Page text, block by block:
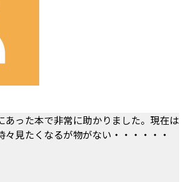
あった本で非常に助かりました。現在は
々見たくなるが物がない・・・・・・